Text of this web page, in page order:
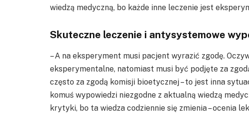
wiedzą medyczną, bo każde inne leczenie jest
Skuteczne leczenie i antysystemowe
– A na eksperyment musi pacjent wyrazić zgodę.
eksperymentalne, natomiast musi być podjęte za
często za zgodą komisji bioetycznej – to jest inna
komuś wypowiedzi niezgodne z aktualną wiedzą
krytyki, bo ta wiedza codziennie się zmienia – ocenia